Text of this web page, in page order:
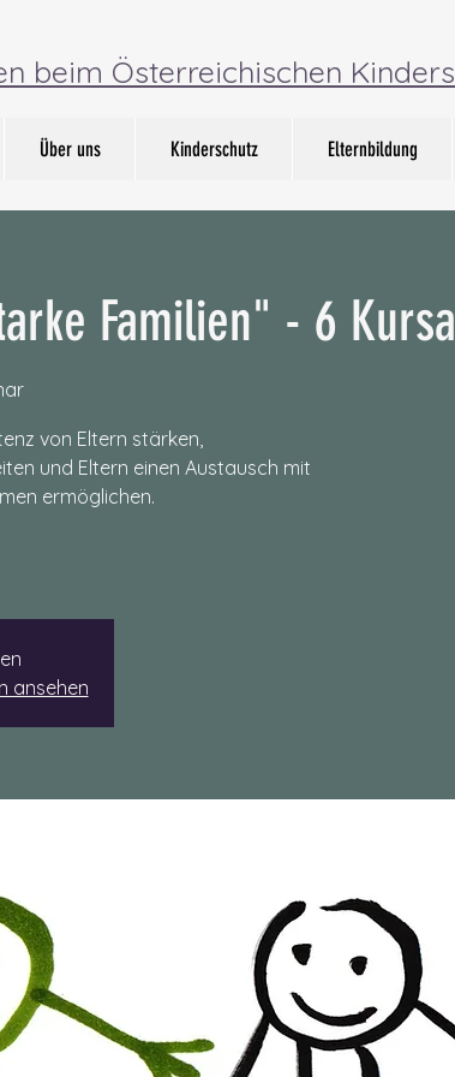
beim Österreichischen
Über uns Kinderschutz Elternbildung
Familien" - 6
von Eltern stärken,
und Eltern einen Austausch mit
ermöglichen.
ansehen